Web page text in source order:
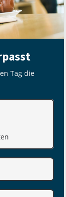
Tag die